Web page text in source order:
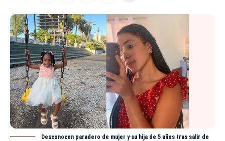
Desconocen paradero de mujer y su hija de 5 años tras salir de